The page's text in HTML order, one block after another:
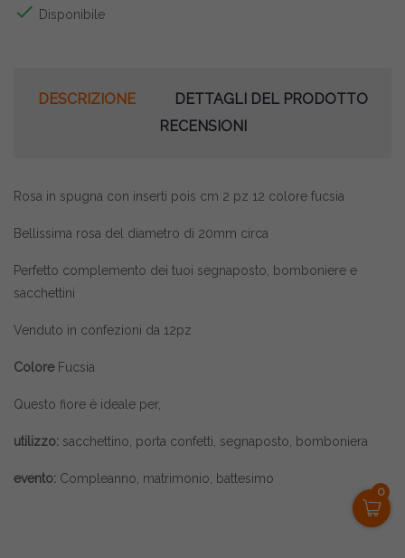
0
 Disponibile
DESCRIZIONE
DETTAGLI DEL PRODOTTO
RECENSIONI
Rosa in spugna con inserti pois cm 2 pz 12 colore fucsia
Bellissima rosa del diametro di 20mm circa
Perfetto complemento dei tuoi segnaposto, bomboniere e
sacchettini
Venduto in confezioni da 12pz
ColoreFucsia
Questo fiore è ideale per,
utilizzo: sacchettino, porta confetti, segnaposto, bomboniera
evento: Compleanno, matrimonio, battesimo